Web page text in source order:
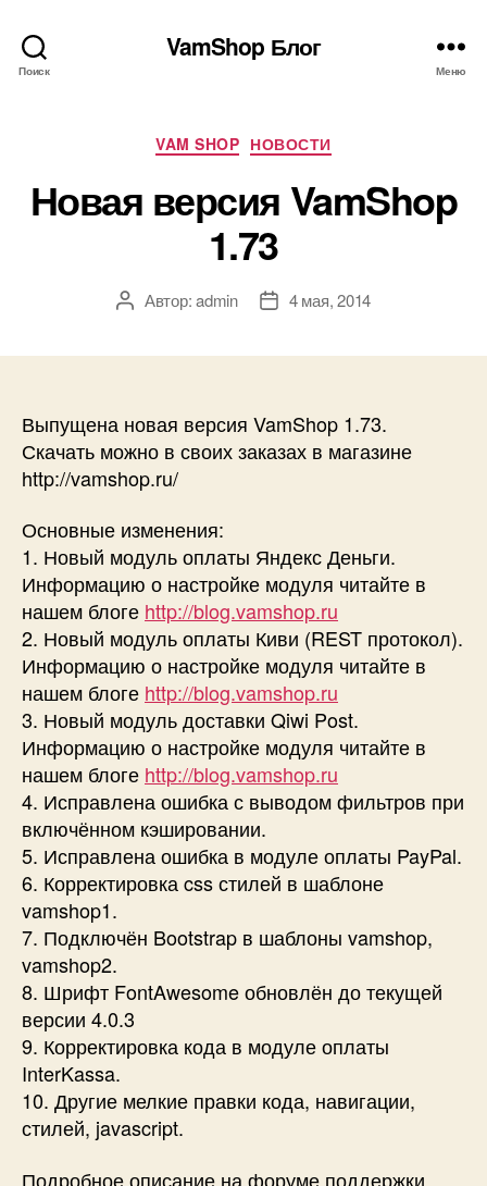
Поиск
VamShop Блог
Меню
Рубрики
VAM SHOP НОВОСТИ
Новая версия VamShop
1.73
АвторАвтор:admin
Дата4 мая, 2014
Выпущена новая версия VamShop 1.73.
Скачать можно в своих заказах в магазине
http://vamshop.ru/
Основные изменения:
1. Новый модуль оплаты Яндекс Деньги.
Информацию о настройке модуля читайте в
нашем блоге http://blog.vamshop.ru
2. Новый модуль оплаты Киви (REST протокол).
Информацию о настройке модуля читайте в
нашем блоге http://blog.vamshop.ru
3. Новый модуль доставки Qiwi Post.
Информацию о настройке модуля читайте в
нашем блоге http://blog.vamshop.ru
4. Исправлена ошибка с выводом фильтров при
включённом кэшировании.
5. Исправлена ошибка в модуле оплаты PayPal.
6. Корректировка css стилей в шаблоне
vamshop1.
7. Подключён Bootstrap в шаблоны vamshop,
vamshop2.
8. Шрифт FontAwesome обновлён до текущей
версии 4.0.3
9. Корректировка кода в модуле оплаты
InterKassa.
10. Другие мелкие правки кода, навигации,
стилей, javascript.
Подробное описание на форуме поддержки